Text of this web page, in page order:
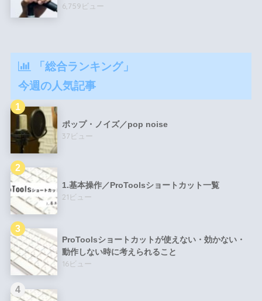
6,759ビュー
「総合ランキング」
今週の人気記事
ポップ・ノイズ／pop noise
37ビュー
1.基本操作／ProToolsショートカット一覧
21ビュー
ProToolsショートカットが使えない・効かない・
動作しない時に考えられること
16ビュー